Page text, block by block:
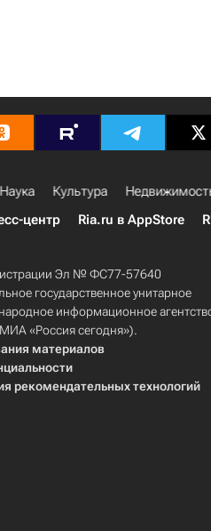
Наука Культура
центр Ria.ru в AppStore
Эл № ФС77-57640
государственное унитарное
информационное
«Россия сегодня»).
материалов
рекомендательных технологий